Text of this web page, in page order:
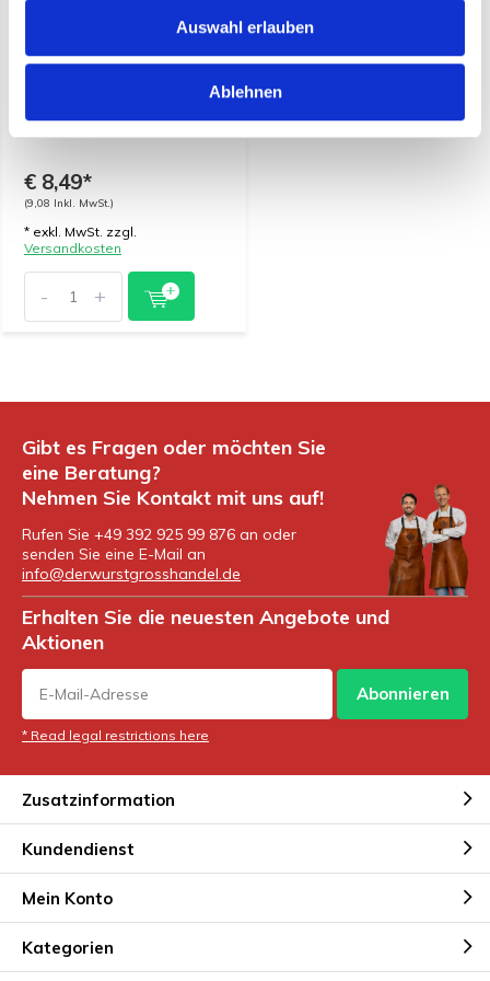
Auswahl erlauben
Ablehnen
Salami - 500 g
€ 8,49*
(9,08 Inkl. MwSt.)
* exkl. MwSt. zzgl.
Versandkosten
- +
Gibt es Fragen oder möchten Sie
eine Beratung?
Nehmen Sie Kontakt mit uns auf!
Rufen Sie +49 392 925 99 876 an oder
senden Sie eine E-Mail an
info@derwurstgrosshandel.de
Erhalten Sie die neuesten Angebote und
Aktionen
Abonnieren
* Read legal restrictions here
Zusatzinformation
Kundendienst
Mein Konto
Kategorien